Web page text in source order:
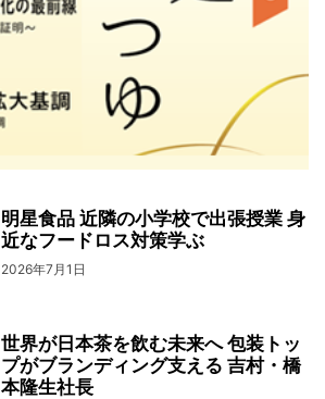
明星食品 近隣の小学校で出張授業 身
近なフードロス対策学ぶ
2026年7月1日
世界が日本茶を飲む未来へ 包装トッ
プがブランディング支える 吉村・橋
本隆生社長